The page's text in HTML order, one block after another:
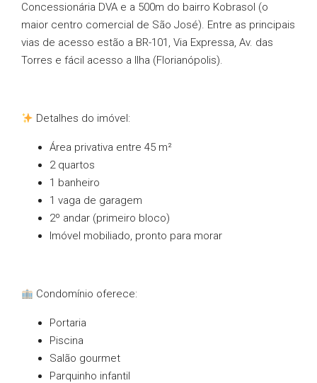
Concessionária DVA e a 500m do bairro Kobrasol (o
maior centro comercial de São José). Entre as principais
vias de acesso estão a BR-101, Via Expressa, Av. das
Torres e fácil acesso a Ilha (Florianópolis).
Detalhes do imóvel:
Área privativa entre 45 m²
2 quartos
1 banheiro
1 vaga de garagem
2º andar (primeiro bloco)
Imóvel mobiliado, pronto para morar
Condomínio oferece:
Portaria
Piscina
Salão gourmet
Parquinho infantil